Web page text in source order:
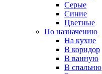
Серые
Синие
Цветные
По назначению
На кухне
В коридор
В ванную
В спальню